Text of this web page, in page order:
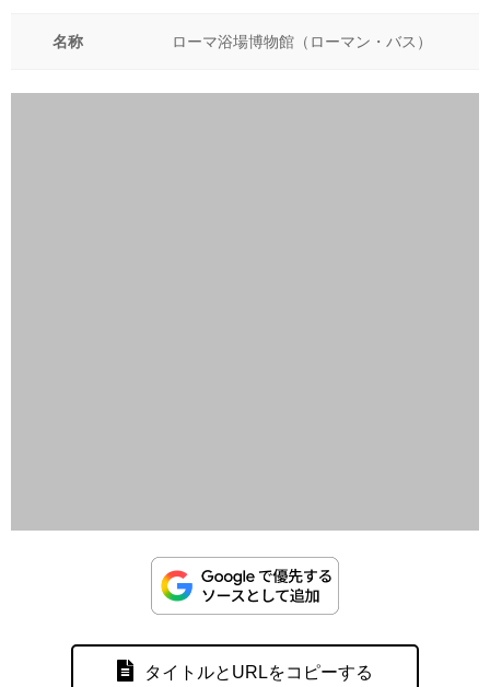
名称 ローマ浴場博物館（ローマン・バス）
タイトルとURLをコピーする